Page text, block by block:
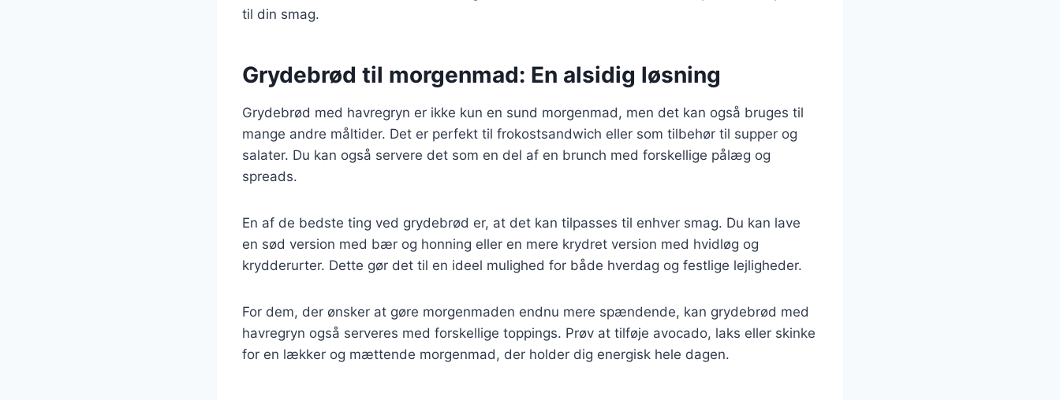
til din smag.
Grydebrød til morgenmad: En alsidig løsning
Grydebrød med havregryn er ikke kun en sund morgenmad, men det kan også bruges til
mange andre måltider. Det er perfekt til frokostsandwich eller som tilbehør til supper og
salater. Du kan også servere det som en del af en brunch med forskellige pålæg og
spreads.
En af de bedste ting ved grydebrød er, at det kan tilpasses til enhver smag. Du kan lave
en sød version med bær og honning eller en mere krydret version med hvidløg og
krydderurter. Dette gør det til en ideel mulighed for både hverdag og festlige lejligheder.
For dem, der ønsker at gøre morgenmaden endnu mere spændende, kan grydebrød med
havregryn også serveres med forskellige toppings. Prøv at tilføje avocado, laks eller skinke
for en lækker og mættende morgenmad, der holder dig energisk hele dagen.